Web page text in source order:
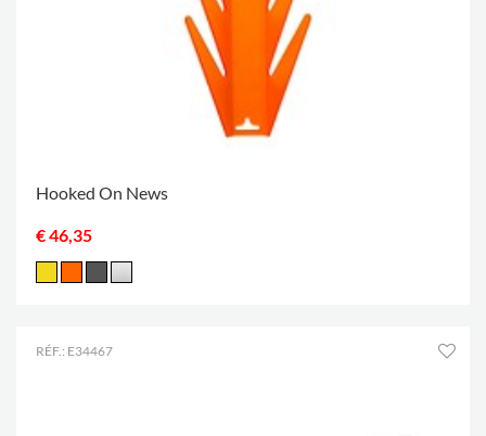
Hooked On News
€ 46,35
RÉF.: E34467